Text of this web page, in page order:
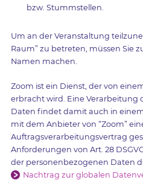
bzw. Stummstellen.
Um an der Veranstaltung
Raum” zu betreten, müssen Sie
Namen machen.
Zoom ist ein Dienst, der von
erbracht wird. Eine Verarbeitung
Daten findet damit auch in
mit dem Anbieter von “Zoom”
Auftragsverarbeitungsvertrag
Anforderungen von Art. 28
der personenbezogenen Daten
Nachtrag zur globalen